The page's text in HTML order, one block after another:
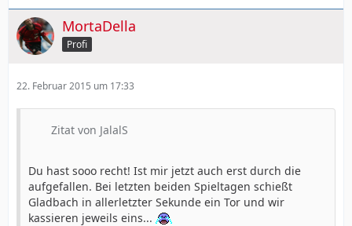
MortaDella
Profi
22. Februar 2015 um 17:33
Zitat von JalalS
Du hast sooo recht! Ist mir jetzt auch erst durch die
aufgefallen. Bei letzten beiden Spieltagen schießt
Gladbach in allerletzter Sekunde ein Tor und wir
kassieren jeweils eins...